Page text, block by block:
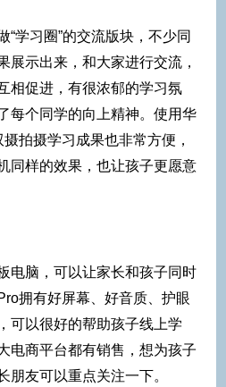
“学习圈”的交流版块，不少同
展示出来，和大家进行交流，
相促进，有很浓郁的学习氛
每个同学的向上精神。使用华
拍摄学习成果也非常方便，
同样的效果，也让孩子更愿意
电脑，可以让家长和孩子同时
拥有好屏幕、好音质、护眼
可以很好的帮助孩子线上学
电商平台都有销售，想为孩子
朋友可以重点关注一下。